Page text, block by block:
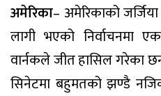
अमेरिका– अमेरिकाको
लागी भएको निर्वाचनमा
वार्नकले जीत हासिल गरेका
सिनेटमा बहुमतको झण्डै